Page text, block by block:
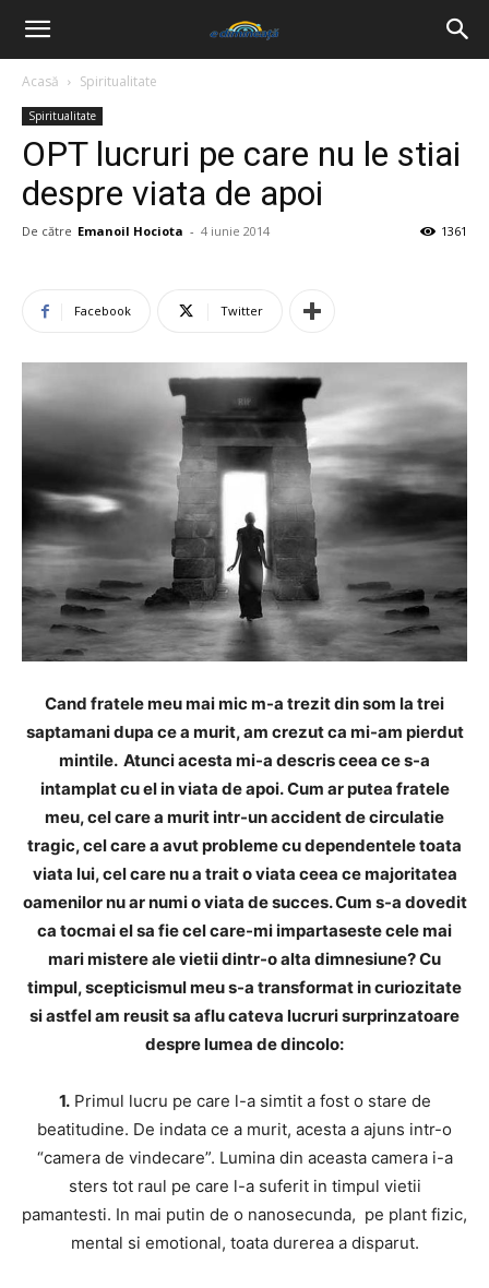
Acasă Spiritualitate
Spiritualitate
OPT lucruri pe care nu le stiai
despre viata de apoi
De către Emanoil Hociota - 4 iunie 2014 1361
Facebook Twitter
Cand fratele meu mai mic m-a trezit din som la trei
saptamani dupa ce a murit, am crezut ca mi-am pierdut
mintile. Atunci acesta mi-a descris ceea ce s-a
intamplat cu el in viata de apoi.Cum ar putea fratele
meu, cel care a murit intr-un accident de circulatie
tragic, cel care a avut probleme cu dependentele toata
viata lui, cel care nu a trait o viata ceea ce majoritatea
oamenilor nu ar numi o viata de succes. Cum s-a dovedit
ca tocmai el sa fie cel care-mi impartaseste cele mai
mari mistere ale vietii dintr-o alta dimnesiune? Cu
timpul, scepticismul meu s-a transformat in curiozitate
si astfel am reusit sa aflu cateva lucruri surprinzatoare
despre lumea de dincolo:
1.Primul lucru pe care l-a simtit a fost o stare de
beatitudine. De indata ce a murit, acesta a ajuns intr-o
“camera de vindecare”. Lumina din aceasta camera i-a
sters tot raul pe care l-a suferit in timpul vietii
pamantesti. In mai putin de o nanosecunda, pe plant fizic,
mental si emotional, toata durerea a disparut.